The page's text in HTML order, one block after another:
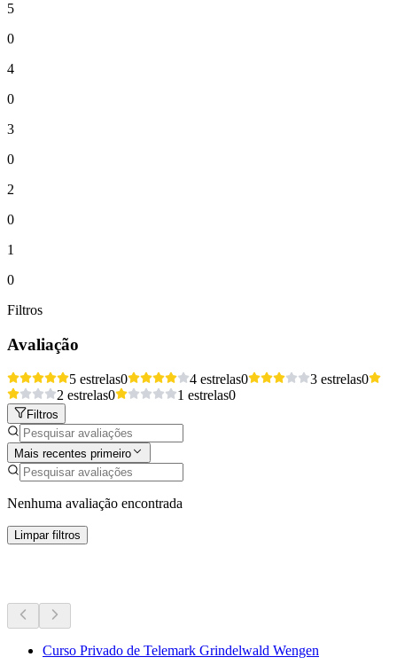
5
0
4
0
3
0
2
0
1
0
Filtros
Avaliação
5 estrelas0 4 estrelas0 3 estrelas0
2 estrelas0 1 estrelas0
Filtros
Mais recentes primeiro
Nenhuma avaliação encontrada
Limpar filtros
Curso Privado de Telemark Grindelwald Wengen